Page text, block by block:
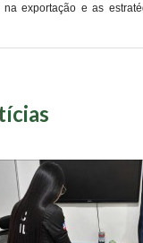
na exportação e as